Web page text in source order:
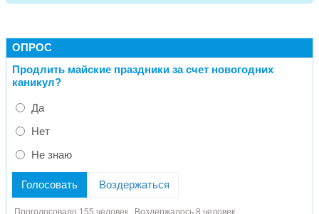
ОПРОС
Продлить майские праздники за счет новогодних
каникул?
Да
Нет
Не знаю
Голосовать Воздержаться
Проголосовало 155 человек Воздержалось 8 человек